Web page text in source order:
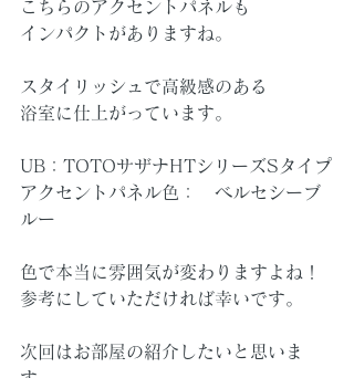
こちらのアクセントパネルも
インパクトがありますね。
スタイリッシュで高級感のある
浴室に仕上がっています。
UB：TOTOサザナHTシリーズSタイプ
アクセントパネル色：　ベルセシーブ
ルー
色で本当に雰囲気が変わりますよね！
参考にしていただければ幸いです。
次回はお部屋の紹介したいと思いま